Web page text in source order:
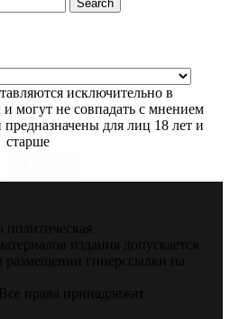
Search
исключительно в
могут не совпадать с мнением
для лиц 18 лет и
старше
издания допускается
размещении гиперссылки на
права принадлежат